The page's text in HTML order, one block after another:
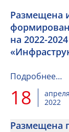
Размещена
на 2022-
Подробнее…
18
апреля
2022
Размещена